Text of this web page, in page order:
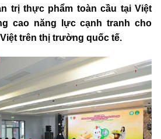
trị thực phẩm toàn cầu tại Việt
cao năng lực cạnh tranh cho
trên thị trường quốc tế.